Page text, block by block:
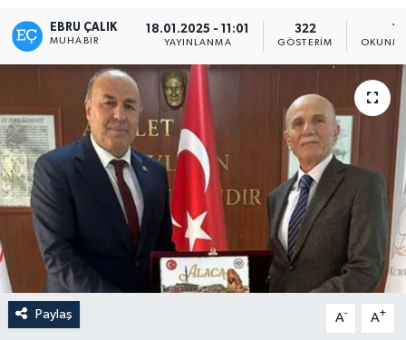
EBRU ÇALIK
MUHABIR
18.01.2025 - 11:01
YAYINLANMA
322
GÖSTERIM
Paylaş A- A+